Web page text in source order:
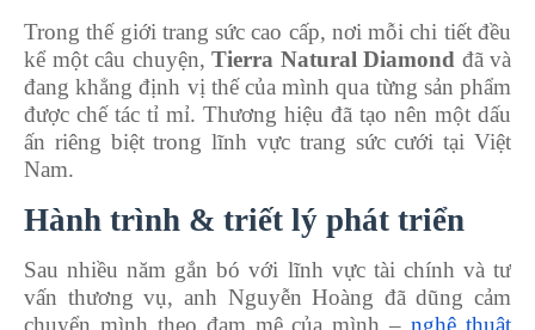
Trong thế giới trang sức cao cấp, nơi mỗi chi tiết đều
kể một câu chuyện, Tierra Natural Diamond đã và
đang khẳng định vị thế của mình qua từng sản phẩm
được chế tác tỉ mỉ. Thương hiệu đã tạo nên một dấu
ấn riêng biệt trong lĩnh vực trang sức cưới tại Việt
Nam.
Hành trình & triết lý phát triển
Sau nhiều năm gắn bó với lĩnh vực tài chính và tư
vấn thương vụ, anh Nguyễn Hoàng đã dũng cảm